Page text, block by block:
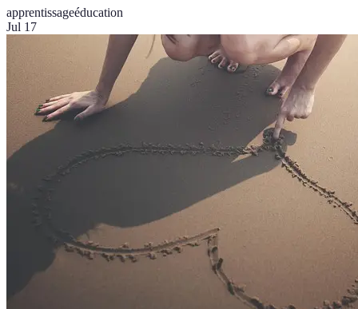
apprentissageéducation
Jul 17